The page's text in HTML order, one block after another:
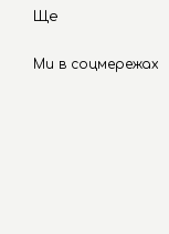
Ще
Ми в соцмережах